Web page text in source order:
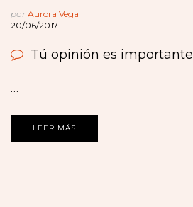
por Aurora Vega
20/06/2017
Tú opinión es importante
…
LEER MÁS